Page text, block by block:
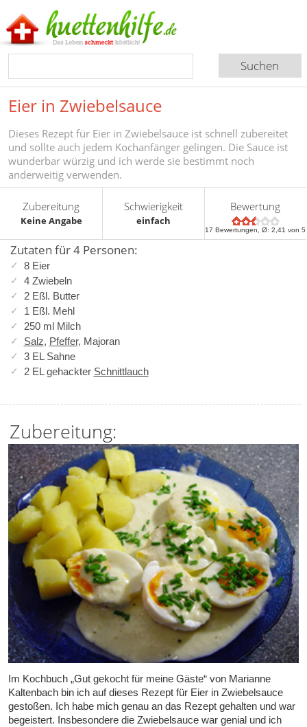
Eier in Zwiebelsauce
Dieses Rezept für Eier in Zwiebelsauce ist schnell zubereitet
und sollte auch jedem Kochanfänger gelingen. Die Sauce ist
wunderbar würzig und ich werde sie bestimmt noch
anderweitig verwenden.
Zubereitung
Keine Angabe
Schwierigkeit
einfach
Bewertung
17 Bewertungen, Ø:2,41 von 5
Zutaten für 4 Personen:
8 Eier
4 Zwiebeln
2 Eßl. Butter
1 Eßl. Mehl
250 ml Milch
Salz, Pfeffer, Majoran
3 EL Sahne
2 EL gehackter Schnittlauch
Zubereitung:
Im Kochbuch „Gut gekocht für meine Gäste“ von Marianne
Kaltenbach bin ich auf dieses Rezept für Eier in Zwiebelsauce
gestoßen. Ich habe mich genau an das Rezept gehalten und war
begeistert. Insbesondere die Zwiebelsauce war genial und ich